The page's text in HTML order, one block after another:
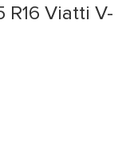
Viatti V-